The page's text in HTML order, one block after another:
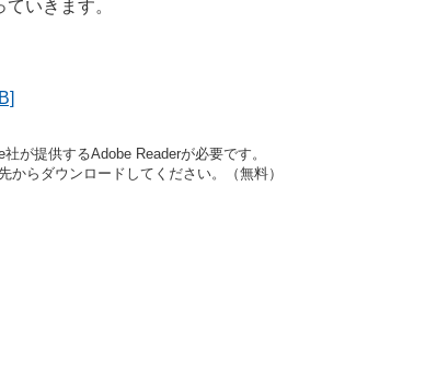
いきます。
が提供するAdobe Readerが必要です。
らダウンロードしてください。（無料）